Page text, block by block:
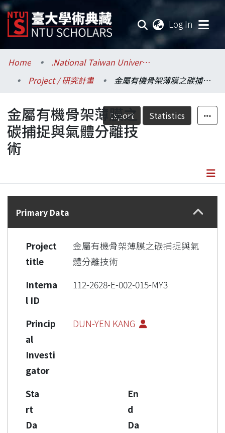
Log In
Communities & Collections
Research Outputs
Fundings & Projects
Researchers
Statistics
Home
.National Taiwan University / 國立臺灣大學
Project / 研究計畫
金屬有機骨架薄膜之碳捕捉與氣體分離技術
Export Statistics
金屬有機骨架薄膜之
碳捕捉與氣體分離技
術
Details
Primary Data
Project
title
金屬有機骨架薄膜之碳捕捉與氣
體分離技術
Interna
l ID
112-2628-E-002-015-MY3
Princip
al
Investi
gator
DUN-YEN KANG
Sta
rt
Da
En
d
Da